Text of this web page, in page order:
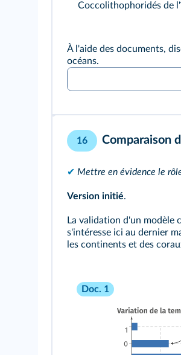
Coccolithophoridés de
À l'aide des documents,
océans.
16 Comparaison
✔ Mettre en évidence le
Version initié.
La validation d'un modèle
s'intéresse ici au dernier
les continents et des
Doc. 1